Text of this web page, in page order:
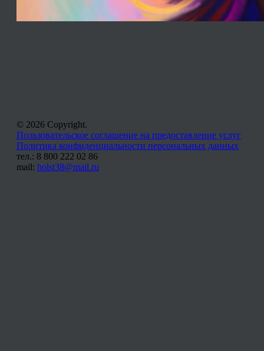
© 2026 Copyright.
Пользовательское соглашение на предоставление услуг
Политика конфиденциальности персональных данных
тел.: 8 800 222 02 86
mail: holst38@mail.ru